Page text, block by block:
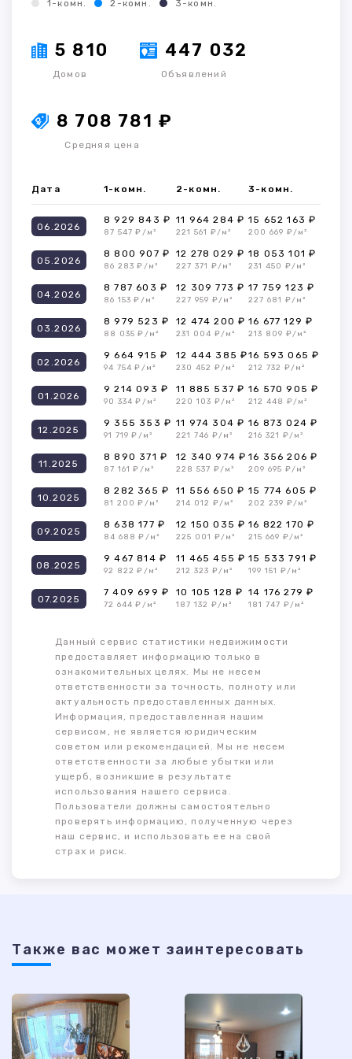
1-комн. 2-комн. 3-комн.
5 810
Домов
447 032
Объявлений
8 708 781 ₽
Средняя цена
Дата 1-комн. 2-комн. 3-комн.
06.2026
8 929 843 ₽
87 547 ₽/м²
11 964 284 ₽
221 561 ₽/м²
15 652 163 ₽
200 669 ₽/м²
05.2026
8 800 907 ₽
86 283 ₽/м²
12 278 029 ₽
227 371 ₽/м²
18 053 101 ₽
231 450 ₽/м²
04.2026
8 787 603 ₽
86 153 ₽/м²
12 309 773 ₽
227 959 ₽/м²
17 759 123 ₽
227 681 ₽/м²
03.2026
8 979 523 ₽
88 035 ₽/м²
12 474 200 ₽
231 004 ₽/м²
16 677 129 ₽
213 809 ₽/м²
02.2026
9 664 915 ₽
94 754 ₽/м²
12 444 385 ₽
230 452 ₽/м²
16 593 065 ₽
212 732 ₽/м²
01.2026
9 214 093 ₽
90 334 ₽/м²
11 885 537 ₽
220 103 ₽/м²
16 570 905 ₽
212 448 ₽/м²
12.2025
9 355 353 ₽
91 719 ₽/м²
11 974 304 ₽
221 746 ₽/м²
16 873 024 ₽
216 321 ₽/м²
11.2025
8 890 371 ₽
87 161 ₽/м²
12 340 974 ₽
228 537 ₽/м²
16 356 206 ₽
209 695 ₽/м²
10.2025
8 282 365 ₽
81 200 ₽/м²
11 556 650 ₽
214 012 ₽/м²
15 774 605 ₽
202 239 ₽/м²
09.2025
8 638 177 ₽
84 688 ₽/м²
12 150 035 ₽
225 001 ₽/м²
16 822 170 ₽
215 669 ₽/м²
08.2025
9 467 814 ₽
92 822 ₽/м²
11 465 455 ₽
212 323 ₽/м²
15 533 791 ₽
199 151 ₽/м²
07.2025
7 409 699 ₽
72 644 ₽/м²
10 105 128 ₽
187 132 ₽/м²
14 176 279 ₽
181 747 ₽/м²
Данный сервис статистики недвижимости
предоставляет информацию только в
ознакомительных целях. Мы не несем
ответственности за точность, полноту или
актуальность предоставленных данных.
Информация, предоставленная нашим
сервисом, не является юридическим
советом или рекомендацией. Мы не несем
ответственности за любые убытки или
ущерб, возникшие в результате
использования нашего сервиса.
Пользователи должны самостоятельно
проверять информацию, полученную через
наш сервис, и использовать ее на свой
страх и риск.
Также ваc может заинтересовать